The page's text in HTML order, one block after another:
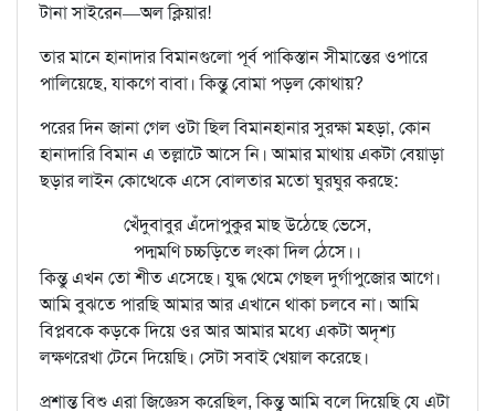
টানা সাইরেন—অল ক্লিয়ার!
তার মানে হানাদার বিমানগুলো পূর্ব পাকিস্তান সীমান্তের ওপারে
পালিয়েছে, যাকগে বাবা। কিন্তু বোমা পড়ল কোথায়?
পরের দিন জানা গেল ওটা ছিল বিমানহানার সুরক্ষা মহড়া, কোন
হানাদারি বিমান এ তল্লাটে আসে নি। আমার মাথায় একটা বেয়াড়া
ছড়ার লাইন কোত্থেকে এসে বোলতার মতো ঘুরঘুর করছে:
খেঁদুবাবুর এঁদোপুকুর মাছ উঠেছে ভেসে,
পদ্মমণি চচ্চড়িতে লংকা দিল ঠেসে।।
কিন্তু এখন তো শীত এসেছে। যুদ্ধ থেমে গেছল দুর্গাপুজোর আগে।
আমি বুঝতে পারছি আমার আর এখানে থাকা চলবে না। আমি
বিপ্লবকে কড়কে দিয়ে ওর আর আমার মধ্যে একটা অদৃশ্য
লক্ষণরেখা টেনে দিয়েছি। সেটা সবাই খেয়াল করেছে।
প্রশান্ত বিশু এরা জিজ্ঞেস করেছিল, কিন্তু আমি বলে দিয়েছি যে এটা